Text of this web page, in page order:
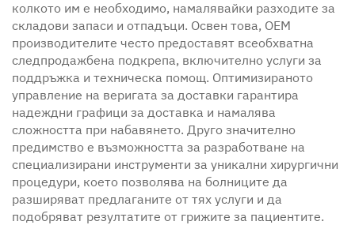
колкото им е необходимо, намалявайки разходите за
складови запаси и отпадъци. Освен това, OEM
производителите често предоставят всеобхватна
следпродажбена подкрепа, включително услуги за
поддръжка и техническа помощ. Оптимизираното
управление на веригата за доставки гарантира
надеждни графици за доставка и намалява
сложността при набавянето. Друго значително
предимство е възможността за разработване на
специализирани инструменти за уникални хирургични
процедури, което позволява на болниците да
разширяват предлаганите от тях услуги и да
подобряват резултатите от грижите за пациентите.